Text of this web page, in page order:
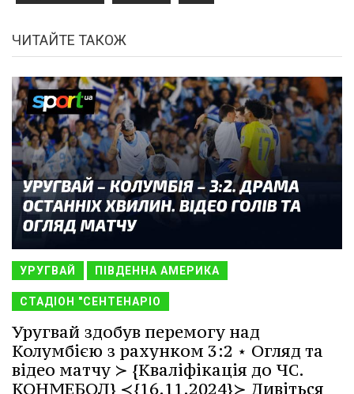
ЧИТАЙТЕ ТАКОЖ
УРУГВАЙ ПІВДЕННА АМЕРИКА
СТАДІОН "СЕНТЕНАРІО
Уругвай здобув перемогу над
Колумбією з рахунком 3:2 ⋆ Огляд та
відео матчу ≻ {Кваліфікація до ЧС.
КОНМЕБОЛ} ≺{16.11.2024}≻ Дивіться